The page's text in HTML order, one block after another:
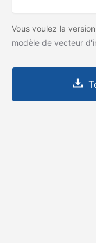
Vous voulez la
modèle de vecteur